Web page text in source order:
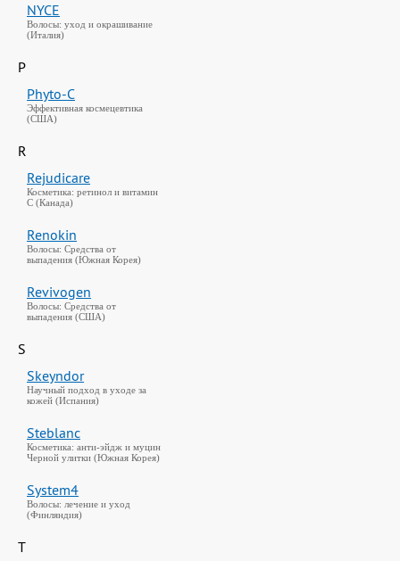
NYCE
Волосы: уход и окрашивание
(Италия)
P
Phyto-C
Эффективная космецевтика
(США)
R
Rejudicare
Косметика: ретинол и витамин
C (Канада)
Renokin
Волосы: Средства от
выпадения (Южная Корея)
Revivogen
Волосы: Средства от
выпадения (США)
S
Skeyndor
Научный подход в уходе за
кожей (Испания)
Steblanc
Косметика: анти-эйдж и муцин
Черной улитки (Южная Корея)
System4
Волосы: лечение и уход
(Финляндия)
T